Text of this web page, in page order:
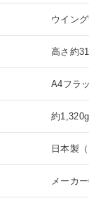
ウイン
高さ約
A4フラ
約
日本製
メーカ